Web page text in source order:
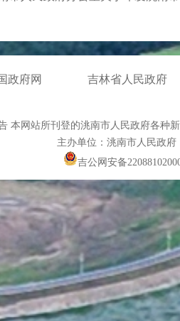
政府网 吉林省人民政府
本网站所刊登的洮南市人民政府各种
主办单位：洮南市人民政
吉公网安备